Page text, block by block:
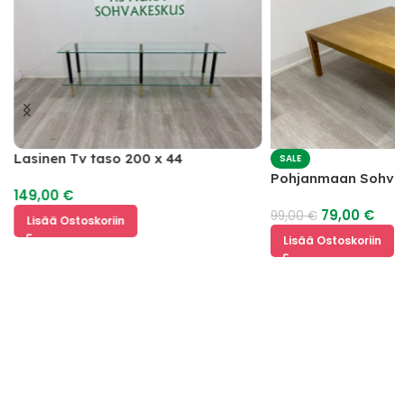
Lasinen Tv taso 200 x 44
149,00 €
Lisää Ostoskoriin
SALE
Pohjanmaan
99,00€ 79,00 €
Lisää Ostoskoriin